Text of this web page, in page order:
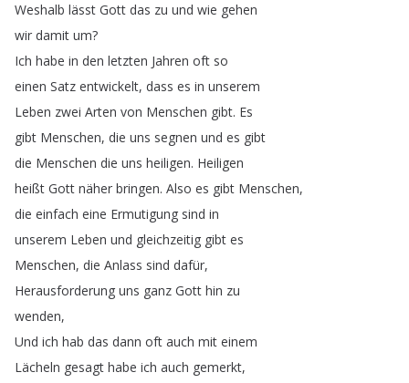
Weshalb lässt Gott das zu und wie gehen
wir damit um?
Ich habe in den letzten Jahren oft so
einen Satz entwickelt, dass es in unserem
Leben zwei Arten von Menschen gibt. Es
gibt Menschen, die uns segnen und es gibt
die Menschen die uns heiligen. Heiligen
heißt Gott näher bringen. Also es gibt Menschen,
die einfach eine Ermutigung sind in
unserem Leben und gleichzeitig gibt es
Menschen, die Anlass sind dafür,
Herausforderung uns ganz Gott hin zu
wenden,
Und ich hab das dann oft auch mit einem
Lächeln gesagt habe ich auch gemerkt,